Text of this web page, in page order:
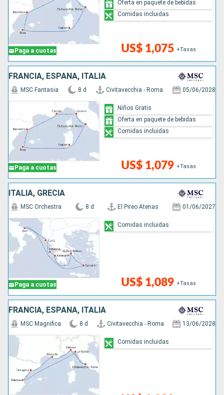
Paga a cuotas US$ 1,075 +Tasas
Oferta en paquete de bebidas
Comidas incluidas
FRANCIA, ESPAÑA, ITALIA
Paga a cuotas
MSC Fantasia 8 d Civitavecchia - Roma 05/06/2028
US$ 1,079 +Tasas
Niños Gratis
Oferta en paquete de bebidas
Comidas incluidas
ITALIA, GRECIA
Paga a cuotas
MSC Orchestra 8 d El Pireo Atenas 01/06/2027
US$ 1,089 +Tasas
Comidas incluidas
FRANCIA, ESPAÑA, ITALIA
MSC Magnifica 8 d Civitavecchia - Roma 13/06/2028
Comidas incluidas